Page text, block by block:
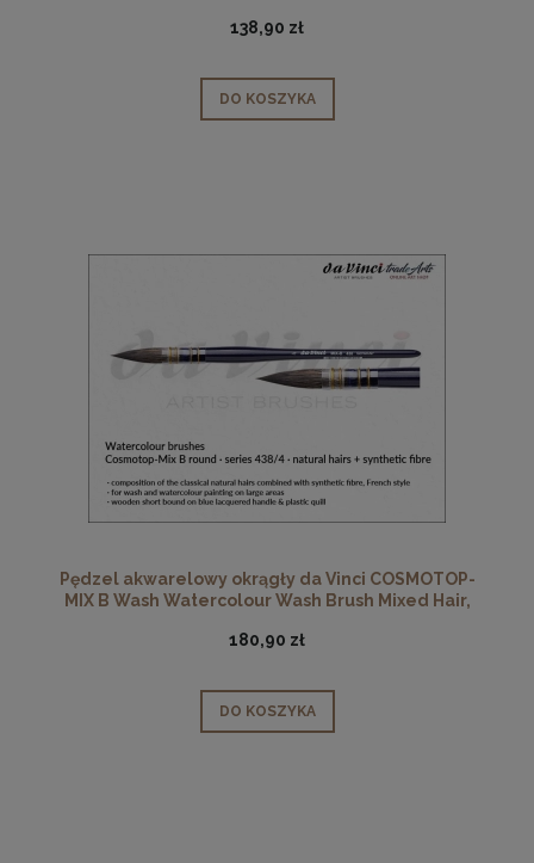
138,90 zł
DO KOSZYKA
Pędzel akwarelowy okrągły da Vinci COSMOTOP-
MIX B Wash Watercolour Wash Brush Mixed Hair,
180,90 zł
DO KOSZYKA